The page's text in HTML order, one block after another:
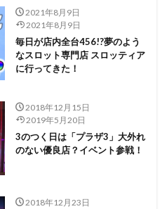
2021年8月9日
2021年8月9日
毎日が店内全台456!?夢のよう
なスロット専門店 スロッティア
に行ってきた！
2018年12月15日
2019年5月20日
3のつく日は「プラザ3」大外れ
のない優良店？イベント参戦！
2018年12月23日